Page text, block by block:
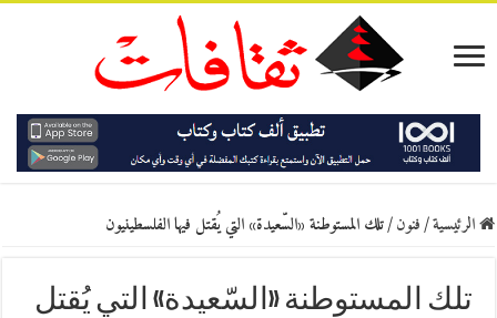
الرئيسية/فنون/تلك المستوطنة «السّعيدة» التي يُقتل فيها الفلسطينيون
تلك المستوطنة «السّعيدة» التي يُقتل